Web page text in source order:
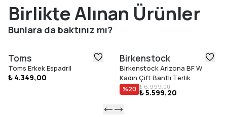
Birlikte Alınan Ürünler
Bunlara da baktınız mı?
Toms
Toms Erkek Espadril
₺ 4.349,00
Birkenstock
Birkenstock Arizona BF W
Kadın Çift Bantlı Terlik
%20 ₺ 6.999,00
₺ 5.599,20